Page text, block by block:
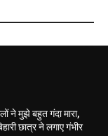
ने मुझे बहुत गंदा मारा,
छात्र ने लगाए गंभीर